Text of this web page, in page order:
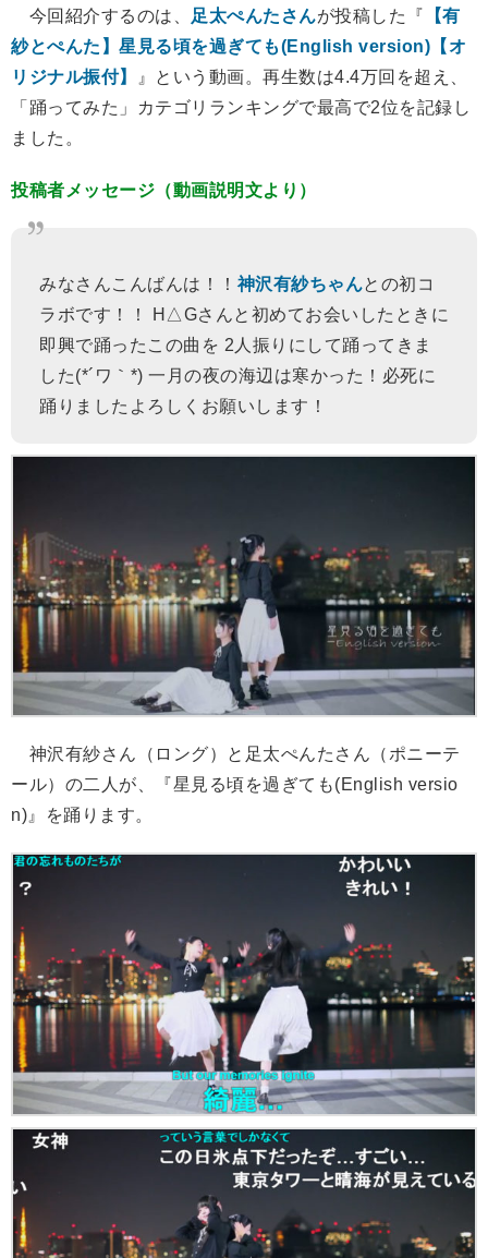
今回紹介するのは、 足太ぺんたさんが投稿した『 【有
紗とぺんた】星見る頃を過ぎても(English version)【オ
リジナル振付】
』という動画。再生数は4.4万回を超え、
「踊ってみた」カテゴリランキングで最高で2位を記録し
ました。
投稿者メッセージ（動画説明文より）
みなさんこんばんは！！ 神沢有紗ちゃんとの初コ
ラボです！！ H△Gさんと初めてお会いしたときに
即興で踊ったこの曲を 2人振りにして踊ってきま
した(*´ワ｀*) 一月の夜の海辺は寒かった！必死に
踊りましたよろしくお願いします！
神沢有紗さん（ロング）と足太ぺんたさん（ポニーテ
ール）の二人が、『星見る頃を過ぎても(English versio
n)』を踊ります。